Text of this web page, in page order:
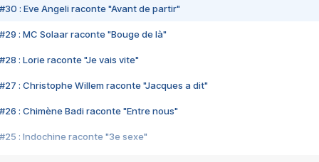
#30 : Eve Angeli raconte "Avant de partir"
#29 : MC Solaar raconte "Bouge de là"
#28 : Lorie raconte "Je vais vite"
#27 : Christophe Willem raconte "Jacques a dit"
#26 : Chimène Badi raconte "Entre nous"
#25 : Indochine raconte "3e sexe"